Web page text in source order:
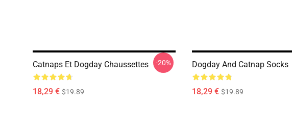
Catnaps Et Dogday Chaussettes
18,29 € $19.89
-20% Dogday And Catnap Socks
18,29 € $19.89